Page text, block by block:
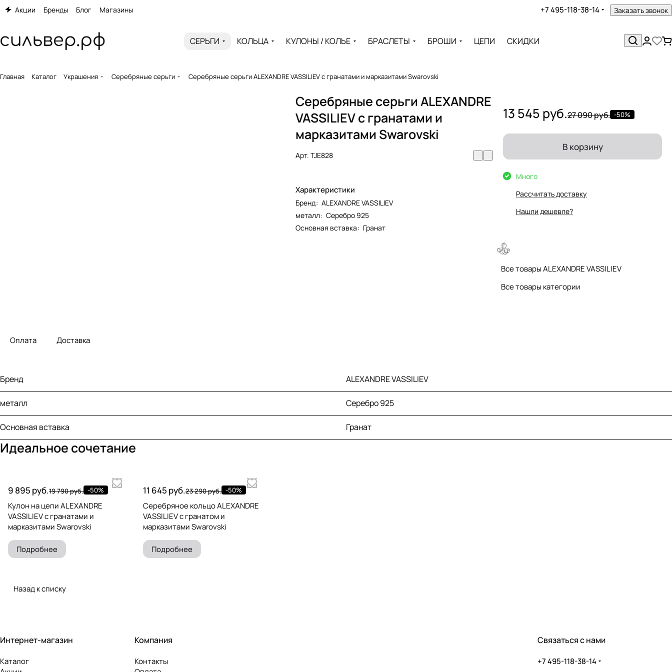
Акции Бренды Блог Магазины +7 495-118-38-14 Заказать звонок
СЕРЬГИ КОЛЬЦА КУЛОНЫ / КОЛЬЕ БРАСЛЕТЫ БРОШИ ЦЕПИ СКИДКИ
Главная Каталог Украшения Серебряные серьги Серебряные серьги ALEXANDRE VASSILIEV с гранатами и марказитами Swarovski
Серебряные серьги ALEXANDRE
VASSILIEV с гранатами и
марказитами Swarovski
Арт.TJE828
Характеристики
Бренд: ALEXANDRE VASSILIEV
металл: Серебро 925
Основная вставка: Гранат
13 545 руб.27 090 руб. -50%
В корзину
Много
Рассчитать доставку
Нашли дешевле?
Все товары ALEXANDRE VASSILIEV
Все товары категории
Оплата Доставка
Бренд ALEXANDRE VASSILIEV
металл Серебро 925
Основная вставка Гранат
Идеальное сочетание
9 895 руб.19 790 руб. -50%
Кулон на цепи ALEXANDRE
VASSILIEV с гранатами и
марказитами Swarovski
Подробнее
11 645 руб.23 290 руб. -50%
Серебряное кольцо ALEXANDRE
VASSILIEV с гранатом и
марказитами Swarovski
Подробнее
Назад к списку
Интернет-магазин
Каталог
Компания
Контакты
Связаться с нами
+7 495-118-38-14